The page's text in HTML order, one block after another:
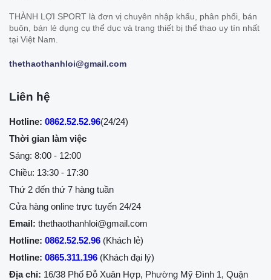
THÀNH LỢI SPORT là đơn vị chuyên nhập khẩu, phân phối, bán
buôn, bán lẻ dụng cụ thể dục và trang thiết bị thể thao uy tín nhất
tại Việt Nam.
thethaothanhloi@gmail.com
Liên hệ
Hotline: 0862.52.52.96(24/24)
Thời gian làm việc
Sáng: 8:00 - 12:00
Chiều: 13:30 - 17:30
Thứ 2 đến thứ 7 hàng tuần
Cửa hàng online trực tuyến 24/24
Email: thethaothanhloi@gmail.com
Hotline: 0862.52.52.96 (Khách lẻ)
Hotline: 0865.311.196 (Khách đại lý)
Địa chỉ: 16/38 Phố Đỗ Xuân Hợp, Phường Mỹ Đình 1, Quận